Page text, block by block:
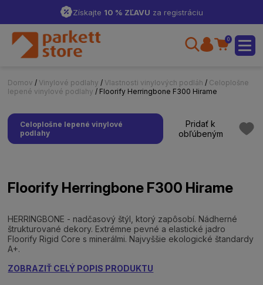
Získajte 10 % ZĽAVU za registráciu
0
Domov / Vinylové podlahy / Vlastnosti vinylových podláh / Celoplošne
lepené vinylové podlahy / Floorify Herringbone F300 Hirame
Celoplošne lepené vinylové
podlahy
Pridať k
obľúbeným
Floorify Herringbone F300 Hirame
HERRINGBONE - nadčasový štýl, ktorý zapôsobí. Nádherné
štrukturované dekory. Extrémne pevné a elastické jadro
Floorify Rigid Core s minerálmi. Najvyššie ekologické štandardy
A+.
ZOBRAZIŤ CELÝ POPIS PRODUKTU